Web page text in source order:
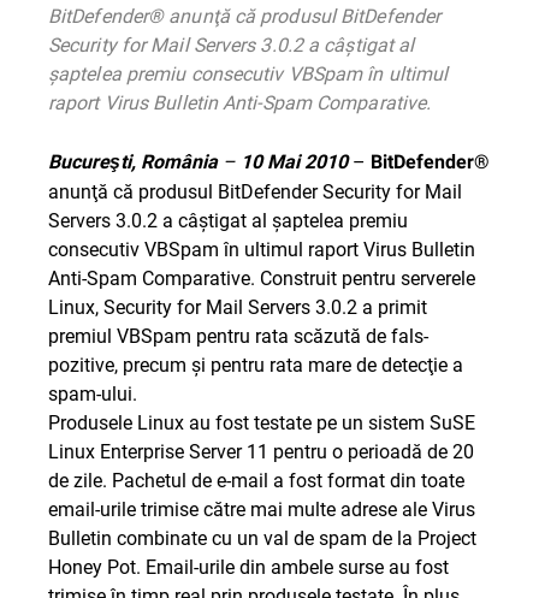
BitDefender® anunţă că produsul BitDefender
Security for Mail Servers 3.0.2 a câştigat al
şaptelea premiu consecutiv VBSpam în ultimul
raport Virus Bulletin Anti-Spam Comparative.
Bucureşti, România– 10 Mai 2010– BitDefender®
anunţă că produsul BitDefender Security for Mail
Servers 3.0.2 a câştigat al şaptelea premiu
consecutiv VBSpam în ultimul raport Virus Bulletin
Anti-Spam Comparative. Construit pentru serverele
Linux, Security for Mail Servers 3.0.2 a primit
premiul VBSpam pentru rata scăzută de fals-
pozitive, precum şi pentru rata mare de detecţie a
spam-ului.
Produsele Linux au fost testate pe un sistem SuSE
Linux Enterprise Server 11 pentru o perioadă de 20
de zile. Pachetul de e-mail a fost format din toate
email-urile trimise către mai multe adrese ale Virus
Bulletin combinate cu un val de spam de la Project
Honey Pot. Email-urile din ambele surse au fost